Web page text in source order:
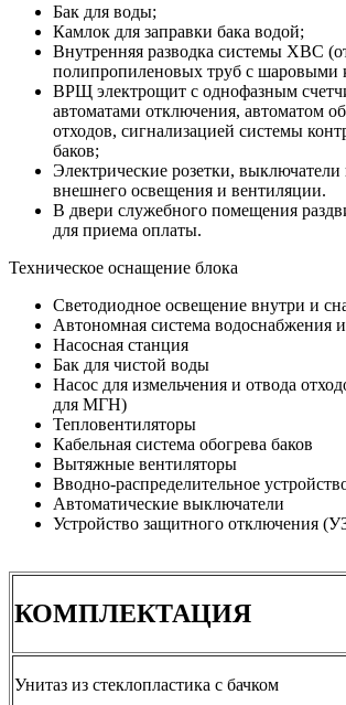
Бак для воды;
Камлок для заправки бака водой;
Внутренняя разводка системы ХВС
полипропиленовых труб с шаровыми
ВРЩ электрощит с однофазным
автоматами отключения, автоматом
отходов, сигнализацией системы
баков;
Электрические розетки, выключатели
внешнего освещения и вентиляции.
В двери служебного помещения
для приема оплаты.
Техническое оснащение блока
Светодиодное освещение внутри и
Автономная система водоснабжения
Насосная станция
Бак для чистой воды
Насос для измельчения и отвода
для МГН)
Тепловентиляторы
Кабельная система обогрева баков
Вытяжные вентиляторы
Вводно-распределительное
Автоматические выключатели
Устройство защитного отключения
КОМПЛЕКТАЦИЯ
Унитаз из стеклопластика с бачком